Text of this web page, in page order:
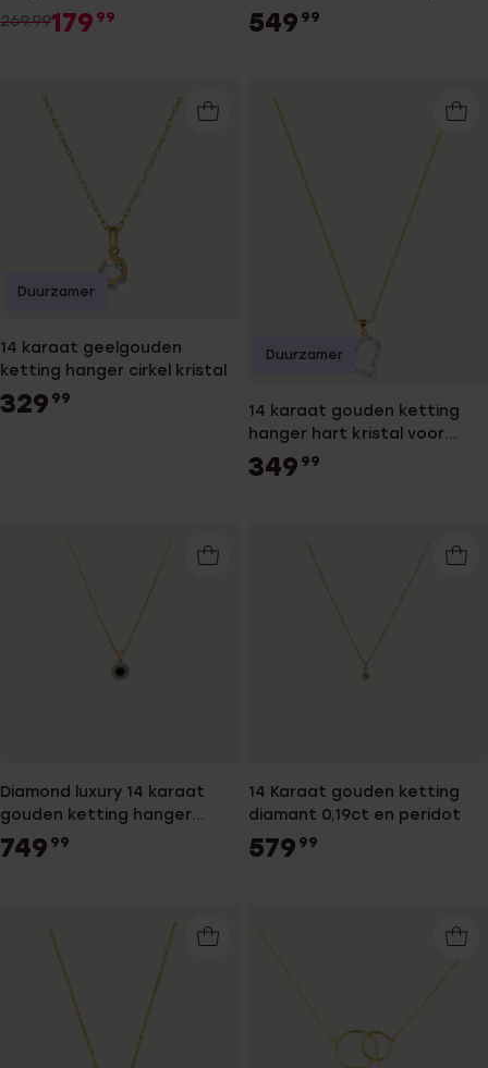
dames
269.99179 99 549 99
14 karaat geelgouden
ketting hanger cirkel kristal
329 99
Duurzamer
14 karaat gouden ketting
hanger hart kristal voor
dames
349 99
Duurzamer
Diamond luxury 14 karaat
gouden ketting hanger
saffier diamant 0,08ct voor
dames
749 99
14 Karaat gouden ketting
diamant 0,19ct en peridot
579 99